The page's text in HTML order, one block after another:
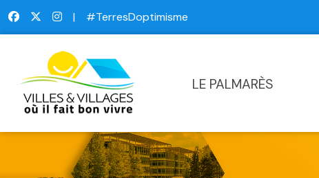
| #TerresDoptimisme
LE PALMARÈS